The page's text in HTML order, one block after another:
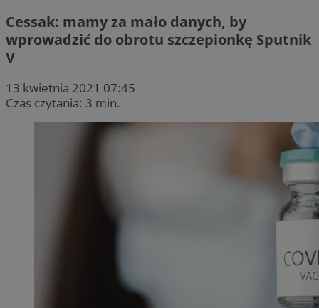
Cessak: mamy za mało danych, by
wprowadzić do obrotu szczepionkę Sputnik
V
13 kwietnia 2021 07:45
Czas czytania: 3 min.